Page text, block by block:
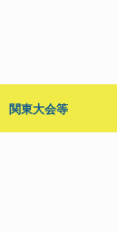
関東大会等